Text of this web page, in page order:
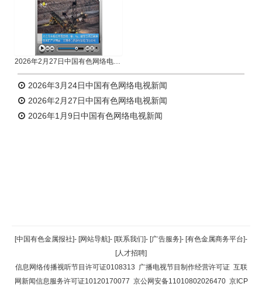
2026年2月27日中国有色网络电视新闻
2026年3月24日中国有色网络电视新闻
2026年2月27日中国有色网络电视新闻
2026年1月9日中国有色网络电视新闻
返回顶部
返回首页
[中国有色金属报社]- [网站导航]- [联系我们]- [广告服务]- [有色金属商务平台]-
[人才招聘]
信息网络传播视听节目许可证0108313 广播电视节目制作经营许可证 互联
网新闻信息服务许可证10120170077 京公网安备11010802026470 京ICP